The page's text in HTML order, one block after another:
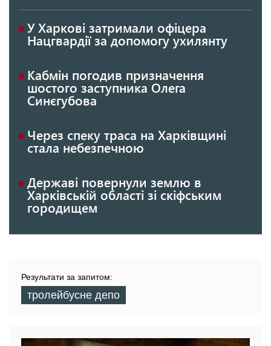
У Харкові затримали офіцера
Нацгвардії за допомогу ухилянту
Кабмін погодив призначення
шостого заступника Олега
Синєгубова
Через спеку траса на Харківщині
стала небезпечною
Державі повернули землю в
Харківській області зі скіфським
городищем
Результати за запитом:
тролейбусне депо